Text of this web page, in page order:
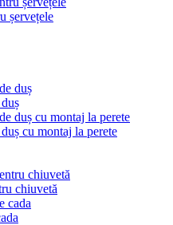
șervețele
cu montaj la perete
chiuvetă